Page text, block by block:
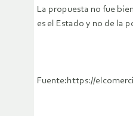
La propuesta no fue
es el Estado y no de la
Fuente:https://